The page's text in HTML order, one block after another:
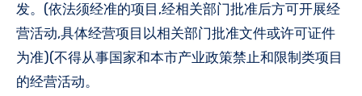
发。(依法须经准的项目,经相关部门批准后方可开展经
营活动,具体经营项目以相关部门批准文件或许可证件
为准)(不得从事国家和本市产业政策禁止和限制类项目
的经营活动。